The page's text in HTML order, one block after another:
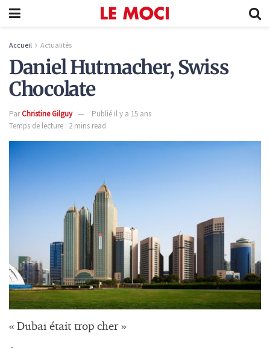
Accueil Actualités
Daniel Hutmacher, Swiss
Chocolate
ParChristine Gilguy
Publié il y a 15 ans
Temps de lecture : 2 mins read
« Dubaï était trop cher »